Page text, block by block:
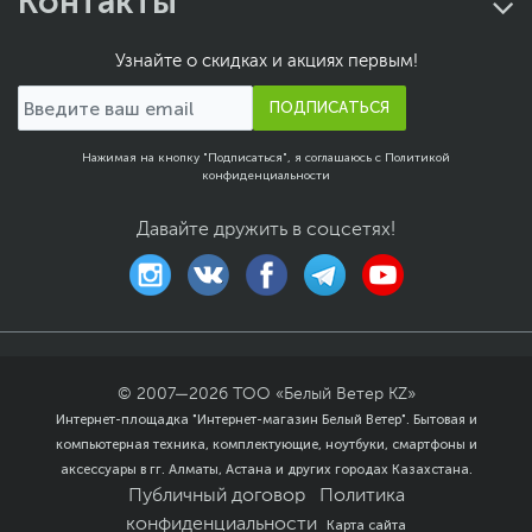
Заводские данные
Срок гарантии (мес.)
Ограничение
гарантийного срока
Условия указаны на
сайте производителя
Ссылка на сайт
asus.com
пожалуйста, выделите текст с ошибкой и нажмите Ctrl+Enter.
Xарактеристики, комплект поставки и внешний вид данного товара
могут отличаться от указанных или могут быть изменены
производителем без отражения в каталоге интернет-магазина.
Узнайте о скидках и акциях первым!
ПОДПИСАТЬСЯ
Нажимая на кнопку "Подписаться", я соглашаюсь с Политикой
конфиденциальности
Давайте дружить в соцсетях!
© 2007—2026
ТОО «Белый Ветер KZ»
Интернет-площадка "Интернет-магазин Белый Ветер". Бытовая и
компьютерная техника, комплектующие, ноутбуки, смартфоны и
аксессуары в гг. Алматы, Астана и других городах Казахстана.
Публичный договор
Политика
конфиденциальности
Карта сайта